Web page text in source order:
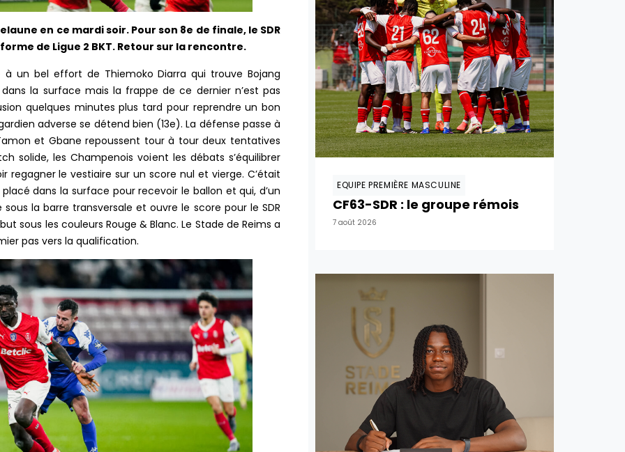
en ce mardi soir. Pour son 8e de finale, le SDR
de Ligue 2 BKT. Retour sur la rencontre.
un bel effort de Thiemoko Diarra qui trouve Bojang
la surface mais la frappe de ce dernier n’est pas
quelques minutes plus tard pour reprendre un bon
adverse se détend bien (13e). La défense passe à
et Gbane repoussent tour à tour deux tentatives
solide, les Champenois voient les débats s’équilibrer
regagner le vestiaire sur un score nul et vierge. C’était
dans la surface pour recevoir le ballon et qui, d’un
la barre transversale et ouvre le score pour le SDR
sous les couleurs Rouge & Blanc. Le Stade de Reims a
pas vers la qualification.
EQUIPE PREMIÈRE MASCULINE
CF63-SDR : le groupe rémois
7 août 2026